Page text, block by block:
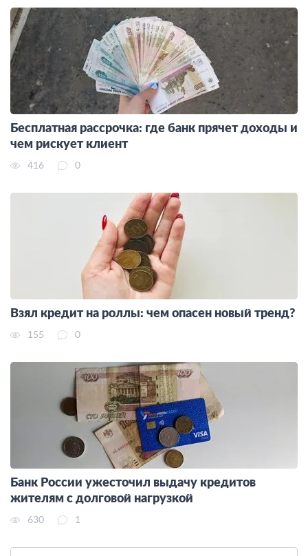
Бесплатная рассрочка: где банк прячет доходы и
чем рискует клиент
416 0
Взял кредит на роллы: чем опасен новый тренд?
155 0
Банк России ужесточил выдачу кредитов
жителям с долговой нагрузкой
630 1